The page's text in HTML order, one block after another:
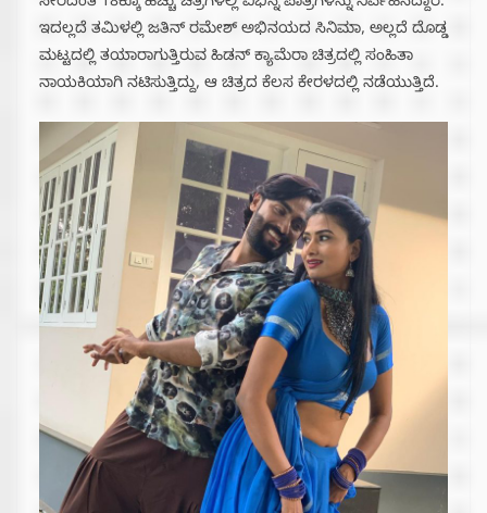
ಇದಲ್ಲದೆ ತಮಿಳಲ್ಲಿ ಜತಿನ್ ರಮೇಶ್ ಅಭಿನಯದ ಸಿನಿಮಾ, ಅಲ್ಲದೆ ದೊಡ್ಡ
ಮಟ್ಟದಲ್ಲಿ ತಯಾರಾಗುತ್ತಿರುವ ಹಿಡನ್ ಕ್ಯಾಮೆರಾ ಚಿತ್ರದಲ್ಲಿ ಸಂಹಿತಾ
ನಾಯಕಿಯಾಗಿ ನಟಿಸುತ್ತಿದ್ದು, ಆ ಚಿತ್ರದ ಕೆಲಸ ಕೇರಳದಲ್ಲಿ ನಡೆಯುತ್ತಿದೆ.